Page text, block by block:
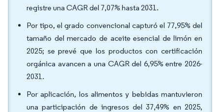
registre una CAGR del 7,07% hasta 2031.
Por tipo, el grado convencional capturó el 77,95% del
tamaño del mercado de aceite esencial de limón en
2025; se prevé que los productos con certificación
orgánica avancen a una CAGR del 6,95% entre 2026-
2031.
Por aplicación, los alimentos y bebidas mantuvieron
una participación de ingresos del 37,49% en 2025,